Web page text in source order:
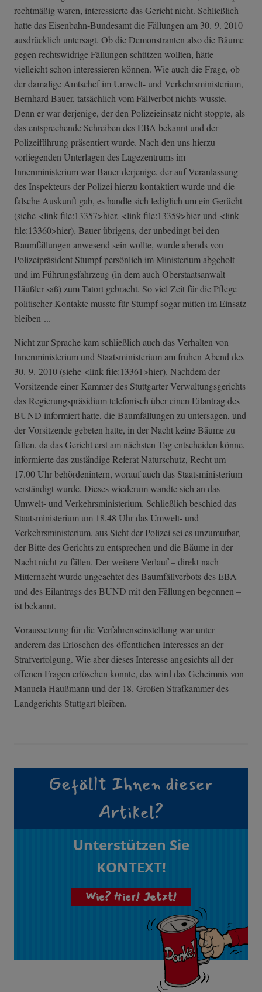
rechtmäßig waren, interessierte das Gericht nicht. Schließlich
hatte das Eisenbahn-Bundesamt die Fällungen am 30. 9. 2010
ausdrücklich untersagt. Ob die Demonstranten also die Bäume
gegen rechtswidrige Fällungen schützen wollten, hätte
vielleicht schon interessieren können. Wie auch die Frage, ob
der damalige Amtschef im Umwelt- und Verkehrsministerium,
Bernhard Bauer, tatsächlich vom Fällverbot nichts wusste.
Denn er war derjenige, der den Polizeieinsatz nicht stoppte, als
das entsprechende Schreiben des EBA bekannt und der
Polizeiführung präsentiert wurde. Nach den uns hierzu
vorliegenden Unterlagen des Lagezentrums im
Innenministerium war Bauer derjenige, der auf Veranlassung
des Inspekteurs der Polizei hierzu kontaktiert wurde und die
falsche Auskunft gab, es handle sich lediglich um ein Gerücht
(siehe <link file:13357>hier, <link file:13359>hier und <link
file:13360>hier). Bauer übrigens, der unbedingt bei den
Baumfällungen anwesend sein wollte, wurde abends von
Polizeipräsident Stumpf persönlich im Ministerium abgeholt
und im Führungsfahrzeug (in dem auch Oberstaatsanwalt
Häußler saß) zum Tatort gebracht. So viel Zeit für die Pflege
politischer Kontakte musste für Stumpf sogar mitten im Einsatz
bleiben ...
Nicht zur Sprache kam schließlich auch das Verhalten von
Innenministerium und Staatsministerium am frühen Abend des
30. 9. 2010 (siehe <link file:13361>hier). Nachdem der
Vorsitzende einer Kammer des Stuttgarter Verwaltungsgerichts
das Regierungspräsidium telefonisch über einen Eilantrag des
BUND informiert hatte, die Baumfällungen zu untersagen, und
der Vorsitzende gebeten hatte, in der Nacht keine Bäume zu
fällen, da das Gericht erst am nächsten Tag entscheiden könne,
informierte das zuständige Referat Naturschutz, Recht um
17.00 Uhr behördenintern, worauf auch das Staatsministerium
verständigt wurde. Dieses wiederum wandte sich an das
Umwelt- und Verkehrsministerium. Schließlich beschied das
Staatsministerium um 18.48 Uhr das Umwelt- und
Verkehrsministerium, aus Sicht der Polizei sei es unzumutbar,
der Bitte des Gerichts zu entsprechen und die Bäume in der
Nacht nicht zu fällen. Der weitere Verlauf – direkt nach
Mitternacht wurde ungeachtet des Baumfällverbots des EBA
und des Eilantrags des BUND mit den Fällungen begonnen –
ist bekannt.
Voraussetzung für die Verfahrenseinstellung war unter
anderem das Erlöschen des öffentlichen Interesses an der
Strafverfolgung. Wie aber dieses Interesse angesichts all der
offenen Fragen erlöschen konnte, das wird das Geheimnis von
Manuela Haußmann und der 18. Großen Strafkammer des
Landgerichts Stuttgart bleiben.
Gefällt Ihnen dieser
Artikel?
Unterstützen Sie
KONTEXT!
Wie? Hier! Jetzt!